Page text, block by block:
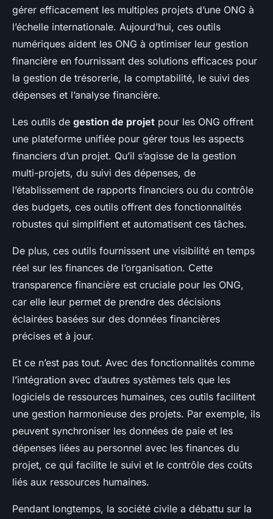
gérer efficacement les multiples projets d’une ONG à
l’échelle internationale. Aujourd’hui, ces outils
numériques aident les ONG à optimiser leur gestion
financière en fournissant des solutions efficaces pour
la gestion de trésorerie, la comptabilité, le suivi des
dépenses et l’analyse financière.
Les outils de gestion de projet pour les ONG offrent
une plateforme unifiée pour gérer tous les aspects
financiers d’un projet. Qu’il s’agisse de la gestion
multi-projets, du suivi des dépenses, de
l’établissement de rapports financiers ou du contrôle
des budgets, ces outils offrent des fonctionnalités
robustes qui simplifient et automatisent ces tâches.
De plus, ces outils fournissent une visibilité en temps
réel sur les finances de l’organisation. Cette
transparence financière est cruciale pour les ONG,
car elle leur permet de prendre des décisions
éclairées basées sur des données financières
précises et à jour.
Et ce n’est pas tout. Avec des fonctionnalités comme
l’intégration avec d’autres systèmes tels que les
logiciels de ressources humaines, ces outils facilitent
une gestion harmonieuse des projets. Par exemple, ils
peuvent synchroniser les données de paie et les
dépenses liées au personnel avec les finances du
projet, ce qui facilite le suivi et le contrôle des coûts
liés aux ressources humaines.
Pendant longtemps, la société civile a débattu sur la